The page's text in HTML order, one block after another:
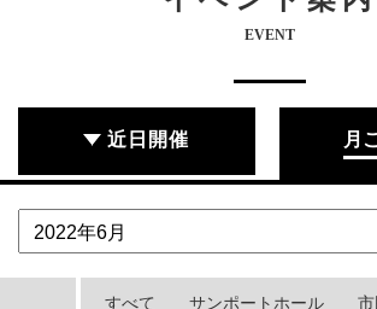
EVENT
近日開催 月
すべて サンポートホール